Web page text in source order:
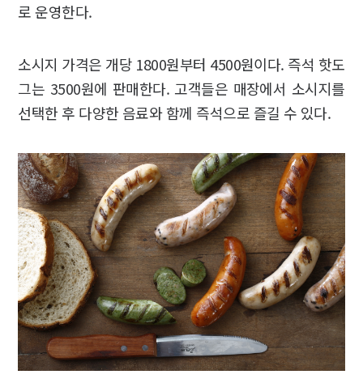
로 운영한다.
소시지 가격은 개당 1800원부터 4500원이다. 즉석 핫도
그는 3500원에 판매한다. 고객들은 매장에서 소시지를
선택한 후 다양한 음료와 함께 즉석으로 즐길 수 있다.